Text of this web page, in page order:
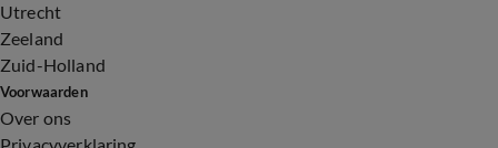
Utrecht
Zeeland
Zuid-Holland
Voorwaarden
Over ons